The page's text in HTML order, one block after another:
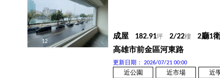
12
成屋 182.91坪 2/22樓
2廳1
高雄市前金區河東路
更新日期： 2026/07/21 00:00
近公園 近市場 近